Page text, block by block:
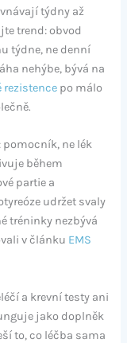
týdny až
trend: obvod
týdne, ne denní
nehýbe, bývá na
rezistencepo málo
pomocník, ne lék
během
partie a
udržet svaly
tréninky nezbývá
v článku EMS
a krevní testy ani
jako doplněk
to, co léčba sama